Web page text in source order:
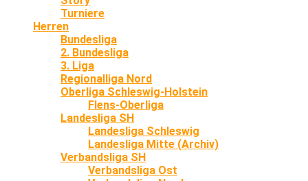
Turniere
Herren
Bundesliga
2. Bundesliga
3. Liga
Regionalliga Nord
Oberliga Schleswig-Holstein
Flens-Oberliga
Landesliga SH
Landesliga Schleswig
Landesliga Mitte (Archiv)
Verbandsliga SH
Verbandsliga Ost